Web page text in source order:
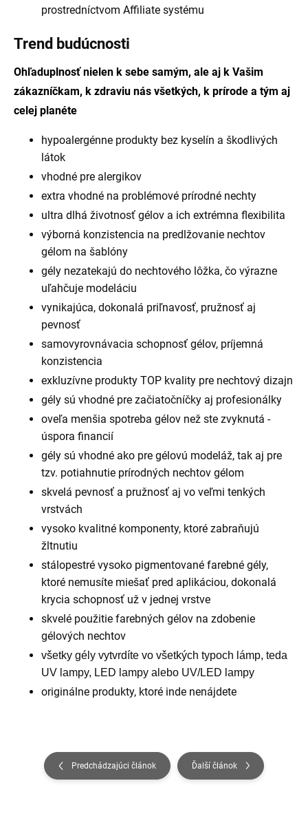
prostredníctvom Affiliate systému
Trend budúcnosti
Ohľaduplnosť nielen k sebe samým, ale aj k Vašim
zákazníčkam, k zdraviu nás všetkých, k prírode a tým aj
celej planéte
hypoalergénne produkty bez kyselín a škodlivých
látok
vhodné pre alergikov
extra vhodné na problémové prírodné nechty
ultra dlhá životnosť gélov a ich extrémna flexibilita
výborná konzistencia na predlžovanie nechtov
gélom na šablóny
gély nezatekajú do nechtového lôžka, čo výrazne
uľahčuje modeláciu
vynikajúca, dokonalá priľnavosť, pružnosť aj
pevnosť
samovyrovnávacia schopnosť gélov, príjemná
konzistencia
exkluzívne produkty TOP kvality pre nechtový dizajn
gély sú vhodné pre začiatočníčky aj profesionálky
oveľa menšia spotreba gélov než ste zvyknutá -
úspora financií
gély sú vhodné ako pre gélovú modeláž, tak aj pre
tzv. potiahnutie prírodných nechtov gélom
skvelá pevnosť a pružnosť aj vo veľmi tenkých
vrstvách
vysoko kvalitné komponenty, ktoré zabraňujú
žltnutiu
stálopestré vysoko pigmentované farebné gély,
ktoré nemusíte miešať pred aplikáciou, dokonalá
krycia schopnosť už v jednej vrstve
skvelé použitie farebných gélov na zdobenie
gélových nechtov
všetky gély vytvrdíte vo všetkých typoch lámp, teda
UV lampy, LED lampy alebo UV/LED lampy
originálne produkty, ktoré inde nenájdete
Predchádzajúci článok Ďalší článok